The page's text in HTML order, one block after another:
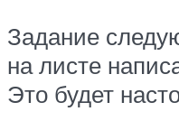
Задание
на листе
Это будет